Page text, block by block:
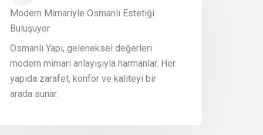
Modern Mimariyle Osmanlı Estetiği
Buluşuyor
Osmanlı Yapı, geleneksel değerleri
modern mimari anlayışıyla harmanlar. Her
yapıda zarafet, konfor ve kaliteyi bir
arada sunar.